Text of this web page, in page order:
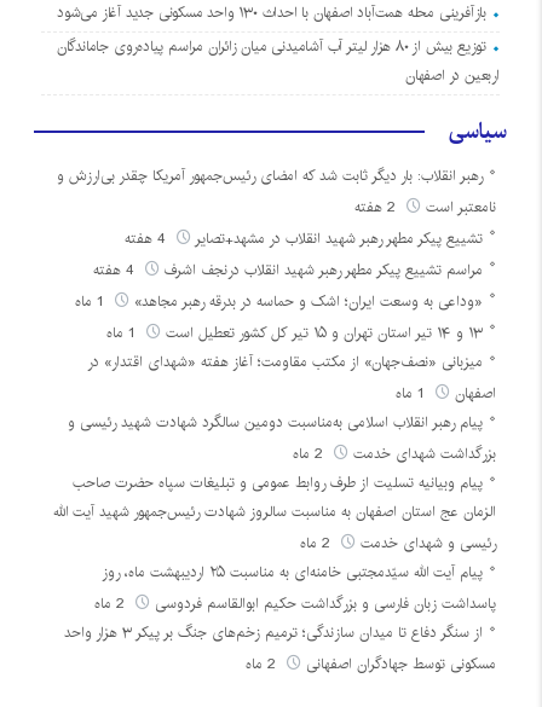
بازآفرینی محله همت‌آباد اصفهان با احداث ۱۳۰ واحد مسکونی جدید آغاز می‌شود
توزیع بیش از ۸۰ هزار لیتر آب آشامیدنی میان زائران مراسم پیاده‌روی جاماندگان
اربعین در اصفهان
سیاسی
رهبر انقلاب: بار دیگر ثابت شد که امضای رئیس‌جمهور آمریکا چقدر بی‌ارزش و
نامعتبر است
تشییع پیکر مطهر رهبر شهید انقلاب در مشهد+تصایر
مراسم تشییع پیکر مطهر رهبر شهید انقلاب درنجف اشرف
«وداعی به وسعت ایران؛ اشک و حماسه در بدرقه رهبر مجاهد»
۱۳ و ۱۴ تیر استان تهران و ۱۵ تیر کل کشور تعطیل است
میزبانی «نصف‌جهان» از مکتب مقاومت؛ آغاز هفته «شهدای اقتدار» در
اصفهان
پیام رهبر انقلاب اسلامی به‌مناسبت دومین سالگرد شهادت شهید رئیسی و
بزرگداشت شهدای خدمت
پیام وبیانیه تسلیت از طرف روابط عمومی و تبلیغات سپاه حضرت صاحب
الزمان عج استان اصفهان به مناسبت سالروز شهادت رئیس‌جمهور شهید آیت الله
رئیسی و شهدای خدمت
پیام آیت الله سیّدمجتبی خامنه‌ای به مناسبت ۲۵ اردیبهشت ماه، روز
پاسداشت زبان فارسی و بزرگداشت حکیم ابوالقاسم فردوسی
از سنگر دفاع تا میدان سازندگی؛ ترمیم زخم‌های جنگ بر پیکر ۳ هزار واحد
مسکونی توسط جهادگران اصفهانی